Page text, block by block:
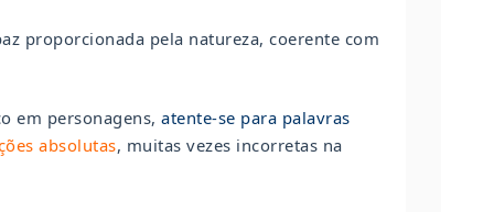
proporcionada pela natureza, coerente com
em personagens, atente-se para palavras
absolutas, muitas vezes incorretas na